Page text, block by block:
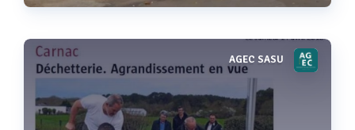
Voir plus AGEC SASU